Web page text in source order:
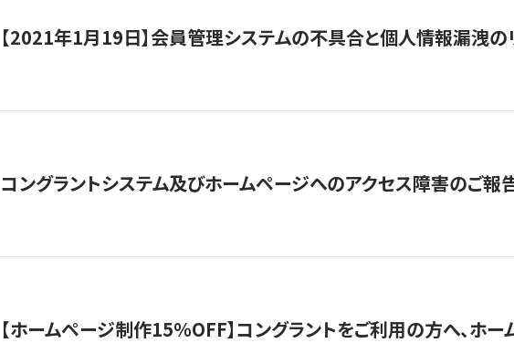
【2021年1月19日】会員管理システムの不具合と個人情報漏洩
コングラントシステム及びホームページへのアクセス障害のご報
【ホームページ制作15％OFF】コングラントをご利用の方へ、ホ